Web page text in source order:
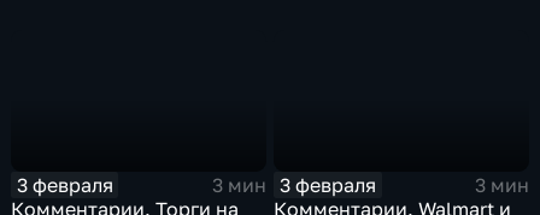
3 февраля
3 мин
Комментарии. Торги на
3 февраля
3 мин
Комментарии. Walmart и